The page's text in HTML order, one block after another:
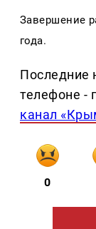
Завершение
года.
Последние
телефоне -
канал
0